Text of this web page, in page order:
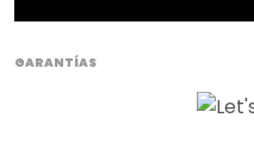
GARANTÍAS